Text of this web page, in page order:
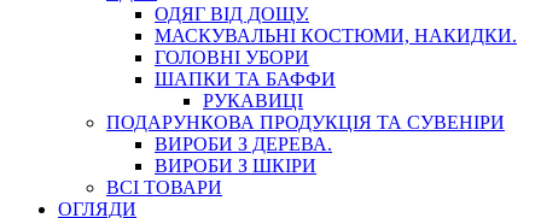
ОДЯГ ВІД ДОЩУ.
МАСКУВАЛЬНІ КОСТЮМИ, НАКИДКИ.
ГОЛОВНІ УБОРИ
ШАПКИ ТА БАФФИ
РУКАВИЦІ
ПОДАРУНКОВА ПРОДУКЦІЯ ТА СУВЕНІРИ
ВИРОБИ З ДЕРЕВА.
ВИРОБИ З ШКІРИ
ВСІ ТОВАРИ
ОГЛЯДИ